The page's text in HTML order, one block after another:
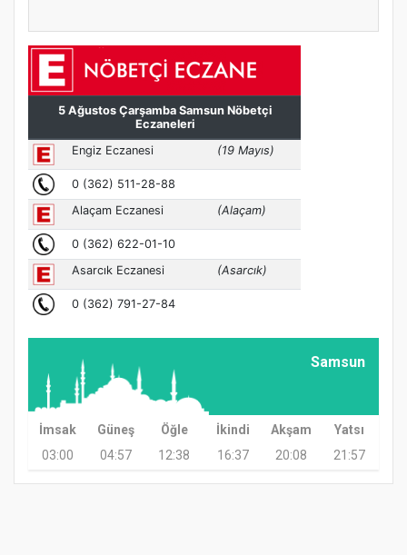
Samsun
İmsak Güneş Öğle İkindi Akşam
Yatsı
03:00
04:57 12:38 16:37 20:08 21:57